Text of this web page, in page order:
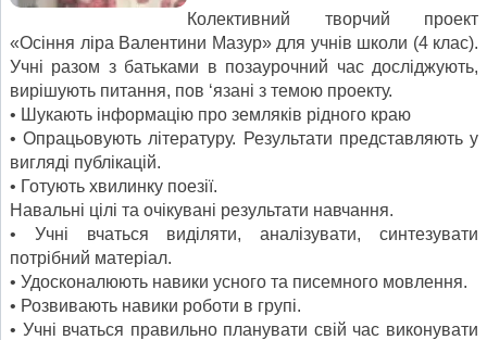
Колективний творчий проект
«Осіння ліра Валентини Мазур» для учнів школи (4 клас).
Учні разом з батьками в позаурочний час досліджують,
вирішують питання, пов ‘язані з темою проекту.
• Шукають інформацію про земляків рідного краю
• Опрацьовують літературу. Результати представляють у
вигляді публікацій.
• Готують хвилинку поезії.
Навальні цілі та очікувані результати навчання.
• Учні вчаться виділяти, аналізувати, синтезувати
потрібний матеріал.
• Удосконалюють навики усного та писемного мовлення.
• Розвивають навики роботи в групі.
• Учні вчаться правильно планувати свій час виконувати